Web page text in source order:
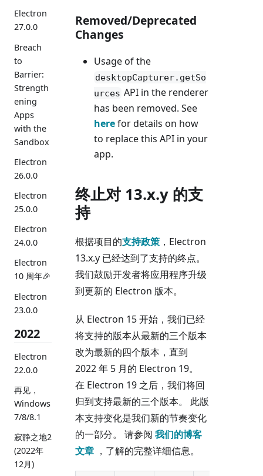
Electron
27.0.0
Breach
to
Barrier:
Strength
ening
Apps
with the
Sandbox
Electron
26.0.0
Electron
25.0.0
Electron
24.0.0
Electron
10 周年🎉
Electron
23.0.0
2022
Electron
22.0.0
再见，
Windows
7/8/8.1
寂静之地2
(2022年
12月)
Removed/Deprecated
Changes
Usage of the
desktopCapturer.getSo
urces API in the renderer
has been removed. See
herefor details on how
to replace this API in your
app.
终止对 13.x.y 的支
持
根据项目的支持政策 ，Electron
13.x.y 已经达到了支持的终点。
我们鼓励开发者将应用程序升级
到更新的 Electron 版本。
从 Electron 15 开始，我们已经
将支持的版本从最新的三个版本
改为最新的四个版本，直到
2022 年 5 月的 Electron 19。
在 Electron 19 之后，我们将回
归到支持最新的三个版本。 此版
本支持变化是我们新的节奏变化
的一部分。 请参阅 我们的博客
文章 ，了解的完整详细信息。